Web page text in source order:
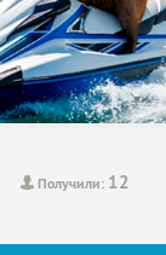
Получили: 12